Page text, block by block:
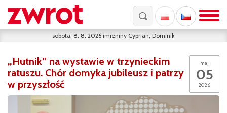
sobota, 8. 8. 2026 imieniny Cyprian, Dominik
maj
05
2026
„Hutnik” na wystawie w trzynieckim
ratuszu. Chór domyka jubileusz i patrzy
w przyszłość